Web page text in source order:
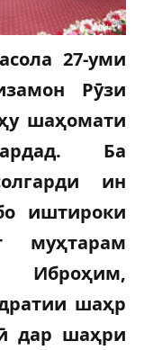
27-уми
Рӯзи
шаҳомати
Ба
ин
иштироки
муҳтарам
Иброҳим,
шаҳр
дар шаҳри